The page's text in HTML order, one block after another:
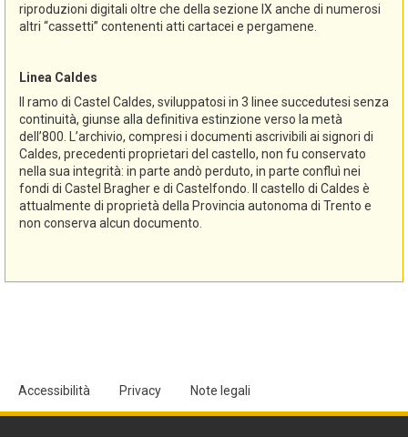
riproduzioni digitali oltre che della sezione IX anche di numerosi
altri “cassetti” contenenti atti cartacei e pergamene.
Linea Caldes
Il ramo di Castel Caldes, sviluppatosi in 3 linee succedutesi senza
continuità, giunse alla definitiva estinzione verso la metà
dell’800. L’archivio, compresi i documenti ascrivibili ai signori di
Caldes, precedenti proprietari del castello, non fu conservato
nella sua integrità: in parte andò perduto, in parte confluì nei
fondi di Castel Bragher e di Castelfondo. Il castello di Caldes è
attualmente di proprietà della Provincia autonoma di Trento e
non conserva alcun documento.
Accessibilità Privacy Note legali